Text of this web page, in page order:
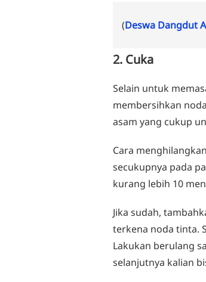
(Deswa Dangdut
2. Cuka
Selain untuk
membersihkan
asam yang cukup
Cara
secukupnya pada
kurang lebih 10
Jika sudah,
terkena noda tinta.
Lakukan berulang
selanjutnya kalian